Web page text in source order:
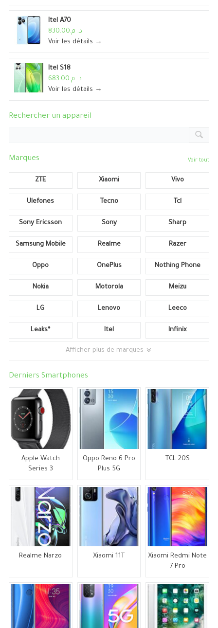
Itel A70
د. م.830.00
Voir les détails →
Itel S18
د. م.683.00
Voir les détails →
Rechercher un appareil
Marques Voir tout
ZTE Xiaomi Vivo
Ulefones Tecno Tcl
Sony Ericsson Sony Sharp
Samsung Mobile Realme Razer
Oppo OnePlus Nothing Phone
Nokia Motorola Meizu
LG Lenovo Leeco
Leaks* Itel Infinix
Afficher plus de marques
Derniers Smartphones
Apple Watch
Series 3
Oppo Reno 6 Pro
Plus 5G
TCL 20S
Realme Narzo Xiaomi 11T
Xiaomi Redmi Note
7 Pro